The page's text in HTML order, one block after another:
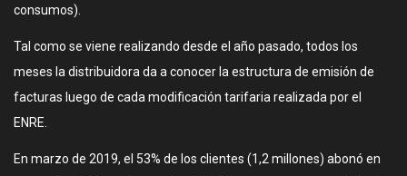
consumos).
Tal como se viene realizando desde el año pasado, todos los
meses la distribuidora da a conocer la estructura de emisión de
facturas luego de cada modificación tarifaria realizada por el
ENRE.
En marzo de 2019, el 53% de los clientes (1,2 millones) abonó en